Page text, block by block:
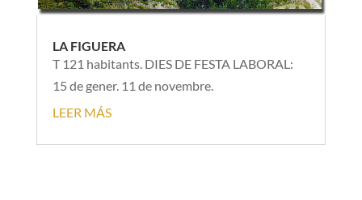
LA FIGUERA
T 121 habitants. DIES DE FESTA LABORAL:
15 de gener. 11 de novembre.
LEER MÁS